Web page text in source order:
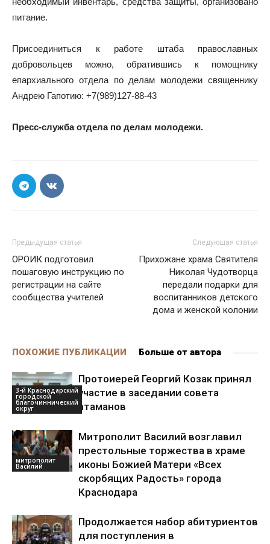
питание.
Присоединиться к работе штаба православных
добровольцев можно, обратившись к помощнику
епархиального отдела по делам молодежи священнику
Андрею Гапотию: +7(989)127-88-43
Пресс-служба отдела по делам молодежи.
Предыдущая статья
ОРОИК подготовил
пошаговую инструкцию по
регистрации на сайте
сообщества учителей
Следующая статья
Прихожане храма Святителя
Николая Чудотворца
передали подарки для
воспитанников детского
дома и женской колонии
ПОХОЖИЕ ПУБЛИКАЦИИ Больше от автора
3-й Краснодарский
городской
благочиннический
округ
Протоиерей Георгий Козак принял
участие в заседании совета
атаманов
митрополит
Василий
Митрополит Василий возглавил
престольные торжества в храме
иконы Божией Матери «Всех
скорбящих Радость» города
Краснодара
Продолжается набор абитуриентов
для поступления в